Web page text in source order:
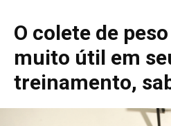
O colete de
muito útil em
treinamento,